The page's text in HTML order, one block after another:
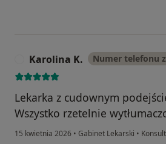
Karolina K. Numer telefonu
Lekarka z cudownym
Wszystko rzetelnie
15 kwietnia 2026 • Gabinet Lekarski •